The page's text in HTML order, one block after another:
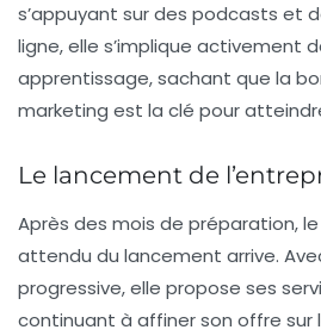
s’appuyant sur des podcasts et
ligne, elle s’implique activement
apprentissage, sachant que la
marketing est la clé pour
Le lancement de
Après des mois de préparation,
attendu du lancement arrive.
progressive, elle propose ses
continuant à affiner son offre sur